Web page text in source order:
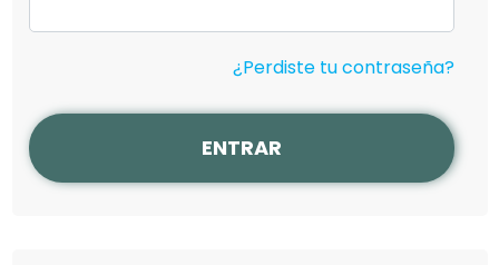
¿Perdiste tu contraseña?
ENTRAR